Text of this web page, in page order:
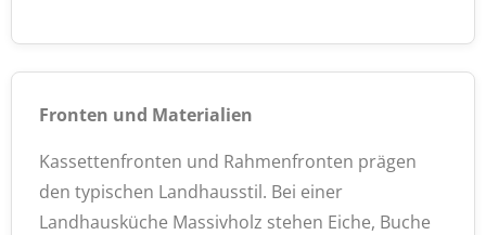
Fronten und Materialien
Kassettenfronten und Rahmenfronten prägen
den typischen Landhausstil. Bei einer
Landhausküche Massivholz stehen Eiche, Buche